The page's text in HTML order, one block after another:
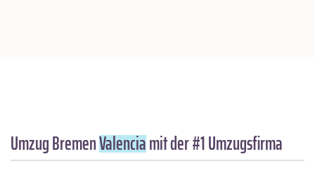
Umzug BremenValenciamit der #1 Umzugsfirma